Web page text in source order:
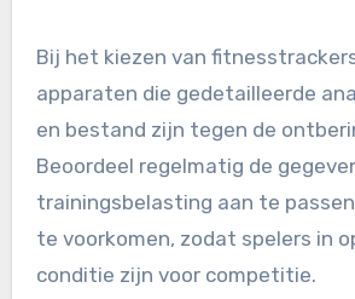
Bij het kiezen van
apparaten die gedetailleerde
en bestand zijn tegen de
Beoordeel regelmatig de
trainingsbelasting aan te
te voorkomen, zodat spelers in
conditie zijn voor competitie.